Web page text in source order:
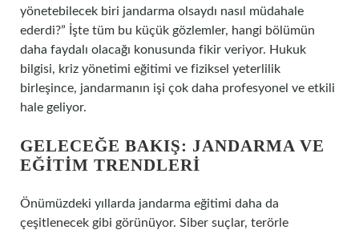
yönetebilecek biri jandarma olsaydı nasıl müdahale
ederdi?” İşte tüm bu küçük gözlemler, hangi bölümün
daha faydalı olacağı konusunda fikir veriyor. Hukuk
bilgisi, kriz yönetimi eğitimi ve fiziksel yeterlilik
birleşince, jandarmanın işi çok daha profesyonel ve etkili
hale geliyor.
GELECEĞE BAKIŞ: JANDARMA VE
EĞITIM TRENDLERI
Önümüzdeki yıllarda jandarma eğitimi daha da
çeşitlenecek gibi görünüyor. Siber suçlar, terörle